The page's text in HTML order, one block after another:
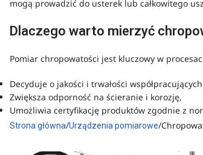
mogą prowadzić do usterek lub całkowitego
Dlaczego warto mierzyć
Pomiar chropowatości jest kluczowy w
Decyduje o jakości i trwałości
Zwiększa odporność na ścieranie i korozję,
Umożliwia certyfikację produktów zgodnie z
Strona główna Urządzenia pomiarowe